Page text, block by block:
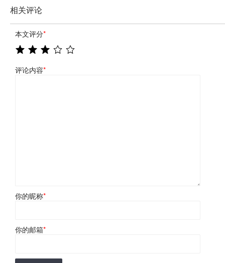
相关评论
本文评分*
评论内容*
你的昵称*
你的邮箱*